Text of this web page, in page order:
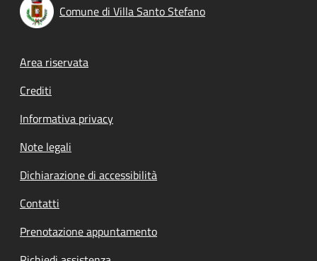
Comune di Villa Santo Stefano
Footer menu
Area riservata
Crediti
Informativa privacy
Note legali
Dichiarazione di accessibilità
Contatti
Prenotazione appuntamento